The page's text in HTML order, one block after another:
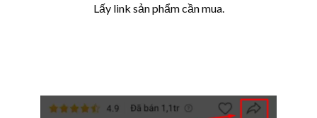
Lấy link sản phẩm cần mua.